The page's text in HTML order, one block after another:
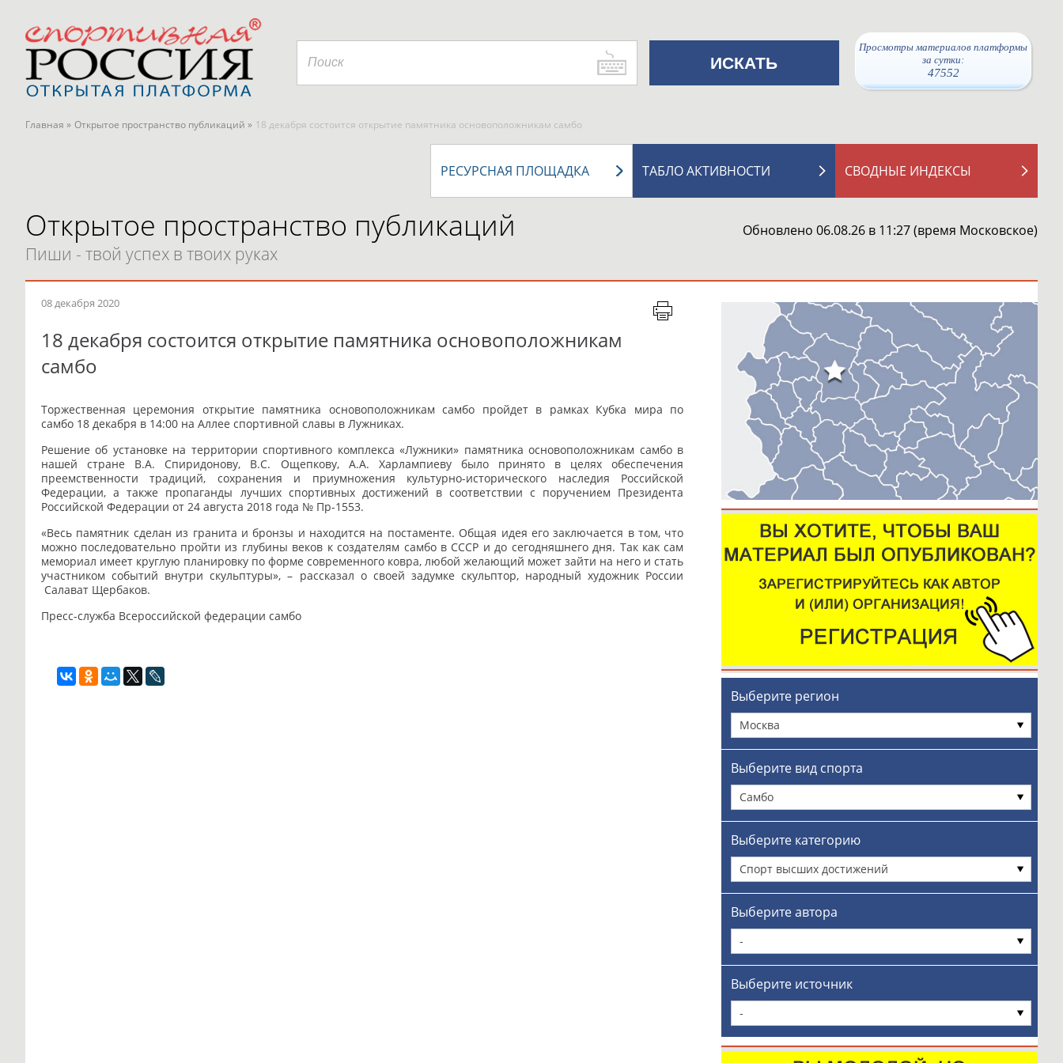
Просмотры материалов платформы
за сутки:
47552
Главная » Открытое пространство публикаций » 18 декабря состоится открытие памятника основоположникам самбо
СВОДНЫЕ ИНДЕКСЫ
ТАБЛО АКТИВНОСТИ
РЕСУРСНАЯ ПЛОЩАДКА
Открытое пространство публикаций
Пиши - твой успех в твоих руках
Обновлено 06.08.26 в 11:27 (время Московское)
08 декабря 2020
18 декабря состоится открытие памятника основоположникам
самбо
Торжественная церемония открытие памятника основоположникам самбо пройдет в рамках Кубка мира по
самбо 18 декабря в 14:00 на Аллее спортивной славы в Лужниках.
Решение об установке на территории спортивного комплекса «Лужники» памятника основоположникам самбо в
нашей стране В.А. Спиридонову, В.С. Ощепкову, А.А. Харлампиеву было принято в целях обеспечения
преемственности традиций, сохранения и приумножения культурно-исторического наследия Российской
Федерации, а также пропаганды лучших спортивных достижений в соответствии с поручением Президента
Российской Федерации от 24 августа 2018 года № Пр-1553.
«Весь памятник сделан из гранита и бронзы и находится на постаменте. Общая идея его заключается в том, что
можно последовательно пройти из глубины веков к создателям самбо в СССР и до сегодняшнего дня. Так как сам
мемориал имеет круглую планировку по форме современного ковра, любой желающий может зайти на него и стать
участником событий внутри скульптуры», – рассказал о своей задумке скульптор, народный художник России
Салават Щербаков.
Пресс-служба Всероссийской федерации самбо
Выберите регион
Москва
Выберите вид спорта
Самбо
Выберите категорию
Спорт высших достижений
Выберите автора
-
Выберите источник
-